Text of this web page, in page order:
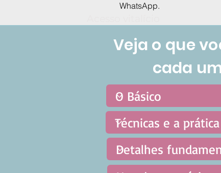
WhatsApp.
Veja o que
cada